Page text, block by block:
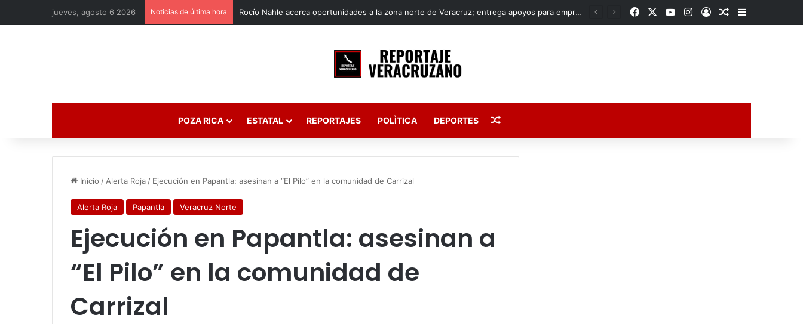
jueves, agosto 6 2026 Noticias de última hora Rocío Nahle acerca oportunidades a la zona norte de Veracruz; entrega apoyos para emprendedores y anuncia obra histórica para Poza Rica FacebookYouTubeInstagram
AccesoPublicación al
Barra lateral
POZA RICA ESTATAL REPORTAJES POLÌTICA DEPORTES Publicación al azar
Inicio / Alerta Roja / Ejecución en Papantla: asesinan a “El Pilo” en la comunidad de Carrizal
Alerta Roja Papantla Veracruz Norte
Ejecución en Papantla: asesinan a
“El Pilo” en la comunidad de
Carrizal